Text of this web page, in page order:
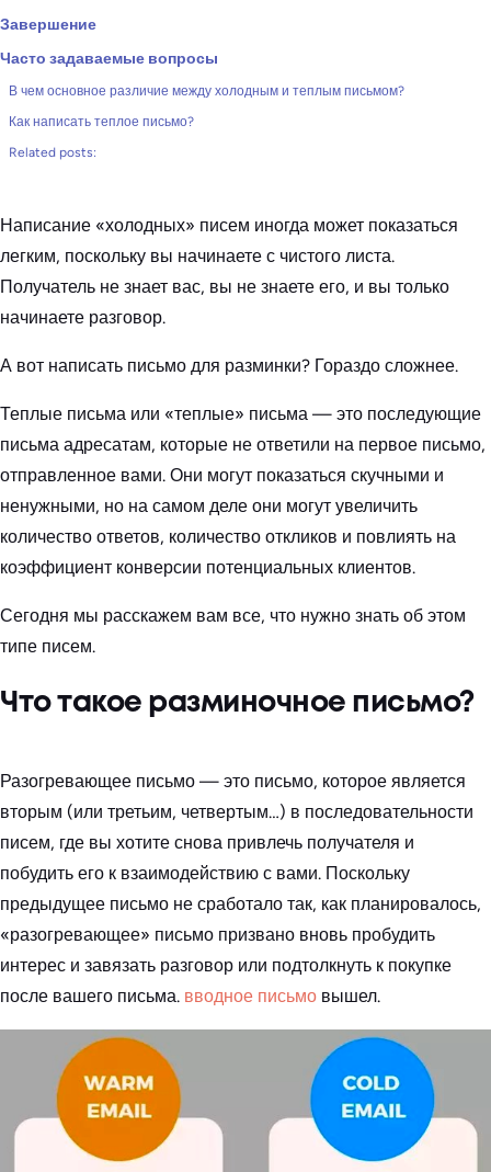
Завершение
Часто задаваемые вопросы
В чем основное различие между холодным и теплым письмом?
Как написать теплое письмо?
Related posts:
Написание «холодных» писем иногда может показаться
легким, поскольку вы начинаете с чистого листа.
Получатель не знает вас, вы не знаете его, и вы только
начинаете разговор.
А вот написать письмо для разминки? Гораздо сложнее.
Теплые письма или «теплые» письма — это последующие
письма адресатам, которые не ответили на первое письмо,
отправленное вами. Они могут показаться скучными и
ненужными, но на самом деле они могут увеличить
количество ответов, количество откликов и повлиять на
коэффициент конверсии потенциальных клиентов.
Сегодня мы расскажем вам все, что нужно знать об этом
типе писем.
Что такое разминочное письмо?
Разогревающее письмо — это письмо, которое является
вторым (или третьим, четвертым…) в последовательности
писем, где вы хотите снова привлечь получателя и
побудить его к взаимодействию с вами. Поскольку
предыдущее письмо не сработало так, как планировалось,
«разогревающее» письмо призвано вновь пробудить
интерес и завязать разговор или подтолкнуть к покупке
после вашего письма. вводное письмо вышел.